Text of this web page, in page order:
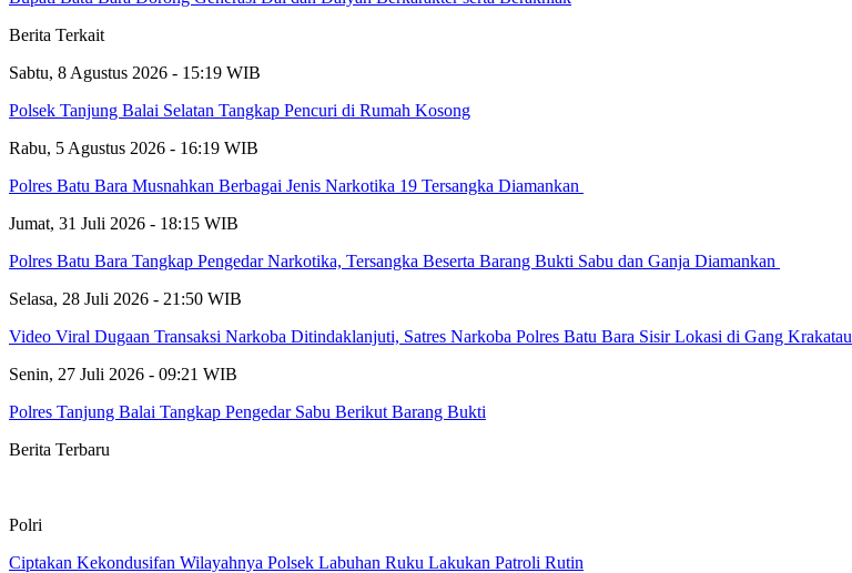
Berita Terkait
Sabtu, 8 Agustus 2026 - 15:19 WIB
Polsek Tanjung Balai Selatan Tangkap Pencuri di Rumah Kosong
Rabu, 5 Agustus 2026 - 16:19 WIB
Polres Batu Bara Musnahkan Berbagai Jenis Narkotika 19 Tersangka Diamankan
Jumat, 31 Juli 2026 - 18:15 WIB
Polres Batu Bara Tangkap Pengedar Narkotika, Tersangka Beserta Barang Bukti Sabu dan Ganja Diamankan
Selasa, 28 Juli 2026 - 21:50 WIB
Video Viral Dugaan Transaksi Narkoba Ditindaklanjuti, Satres Narkoba Polres Batu Bara Sisir Lokasi di Gang Krakatau
Senin, 27 Juli 2026 - 09:21 WIB
Polres Tanjung Balai Tangkap Pengedar Sabu Berikut Barang Bukti
Berita Terbaru
Polri
Ciptakan Kekondusifan Wilayahnya Polsek Labuhan Ruku Lakukan Patroli Rutin